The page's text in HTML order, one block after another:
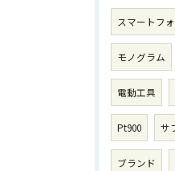
スマートフ
モノグラム
電動工具
Pt900 サ
ブランド